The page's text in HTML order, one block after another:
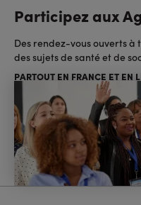
Participez aux
Des rendez-vous ouverts
des sujets de santé et de
PARTOUT EN FRANCE ET EN